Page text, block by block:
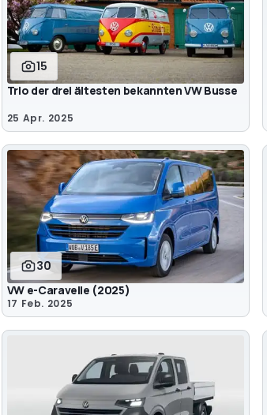
15
Trio der drei ältesten bekannten VW Busse
25 Apr. 2025
30
VW e-Caravelle (2025)
17 Feb. 2025